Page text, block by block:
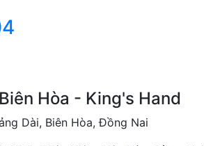
Hòa - King's Hand
Dài, Biên Hòa, Đồng Nai